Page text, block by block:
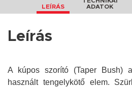
LEÍRÁS
ADATOK
Leírás
A kúpos szorító (Taper Bush)
használt tengelykötő elem.